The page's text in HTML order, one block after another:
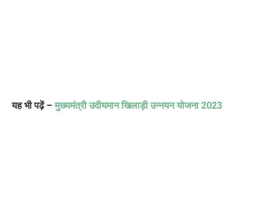
यह भी पढ़ें – मुख्यमंत्री उदीयमान खिलाड़ी उन्नयन योजना 2023